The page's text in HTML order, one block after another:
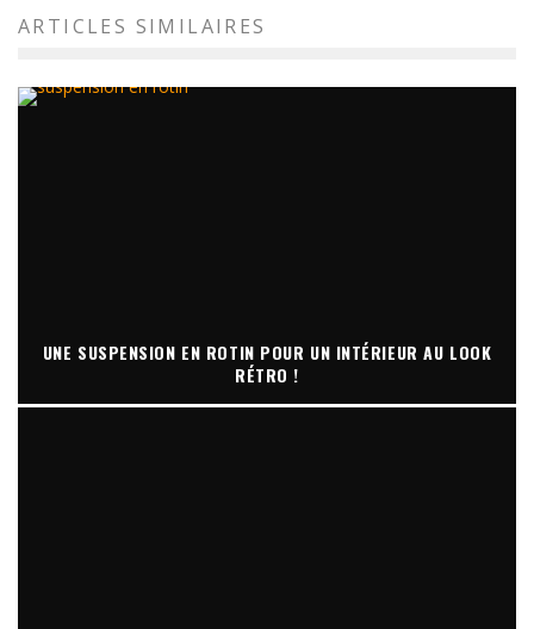
ARTICLES SIMILAIRES
UNE SUSPENSION EN ROTIN POUR UN INTÉRIEUR AU LOOK
RÉTRO !